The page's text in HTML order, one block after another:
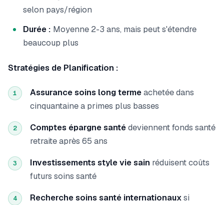
selon pays/région
Durée : Moyenne 2-3 ans, mais peut s'étendre
beaucoup plus
Stratégies de Planification :
1 Assurance soins long termeachetée dans
cinquantaine a primes plus basses
2 Comptes épargne santédeviennent fonds santé
retraite après 65 ans
3 Investissements style vie sain réduisent coûts
futurs soins santé
4 Recherche soins santé internationauxsi